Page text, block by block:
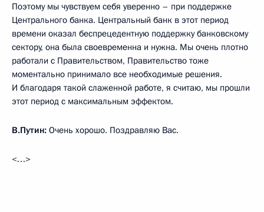
Поэтому мы чувствуем себя уверенно – при поддержке
Центрального банка. Центральный банк в этот период
времени оказал беспрецедентную поддержку банковскому
сектору, она была своевременна и нужна. Мы очень плотно
работали с Правительством, Правительство тоже
моментально принимало все необходимые решения.
И благодаря такой слаженной работе, я считаю, мы прошли
этот период с максимальным эффектом.
В.Путин: Очень хорошо. Поздравляю Вас.
<…>